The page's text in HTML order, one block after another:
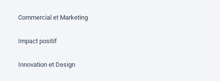
Commercial et Marketing
Impact positif
Innovation et Design